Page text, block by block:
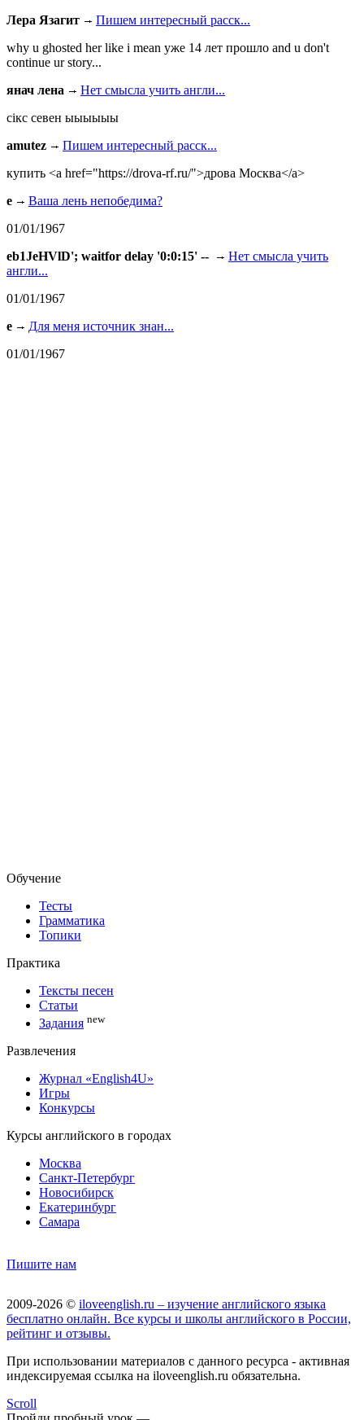
Лера Язагит
Пишем интересный расск...
why u ghosted her like i mean уже 14 лет прошло and u don't
continue ur story...
янач лена
Нет смысла учить англи...
сiкс севен ыыыыыы
amutez
Пишем интересный расск...
купить <a href="https://drova-rf.ru/">дрова Москва</a>
e
Ваша лень непобедима?
01/01/1967
eb1JeHVlD'; waitfor delay '0:0:15' --
Нет смысла учить
англи...
01/01/1967
e
Для меня источник знан...
01/01/1967
Обучение
Тесты
Грамматика
Топики
Практика
Тексты песен
Статьи
Задания new
Развлечения
Журнал «English4U»
Игры
Конкурсы
Курсы английского в городах
Москва
Санкт-Петербург
Новосибирск
Екатеринбург
Самара
Пишите нам
2009-2026 © iloveenglish.ru – изучение английского языка
бесплатно онлайн. Все курсы и школы английского в России,
рейтинг и отзывы.
При использовании материалов с данного ресурса - активная
индексируемая ссылка на iloveenglish.ru обязательна.
Scroll